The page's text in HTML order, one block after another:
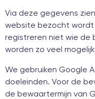
Via deze gegevens
website bezocht wordt
registreren niet wie de
worden zo veel
We gebruiken Google
doeleinden. Voor de
de bewaartermijn van